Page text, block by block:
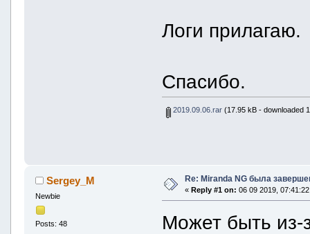
Логи прилагаю.
Спасибо.
2019.09.06.rar(17.95 kB - downloaded
Sergey_M
Newbie
Posts: 48
Re: Miranda NG была
« Reply #1 on: 06 09 2019,
Может быть из-